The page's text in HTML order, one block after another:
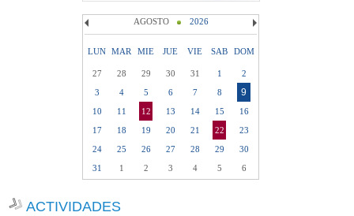
AGOSTO 2026
LUN MAR MIE JUE VIE SAB DOM
27 28 29 30 31 1
2
3
4 5 6 7 8 9
10 11 12 13 14 15
16
17
18 19 20 21 22
23
24
25 26 27 28 29
30
31
1 2 3 4 5 6
ACTIVIDADES